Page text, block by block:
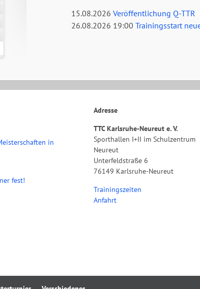
15.08.2026 Veröffentlichung Q-TTR
26.08.2026 19:00 Trainingsstart
in
fest!
Adresse
TTC Karlsruhe-Neureut e. V.
Sporthallen I+II im Schulzentrum
Neureut
Unterfeldstraße 6
76149 Karlsruhe-Neureut
Trainingszeiten
Anfahrt